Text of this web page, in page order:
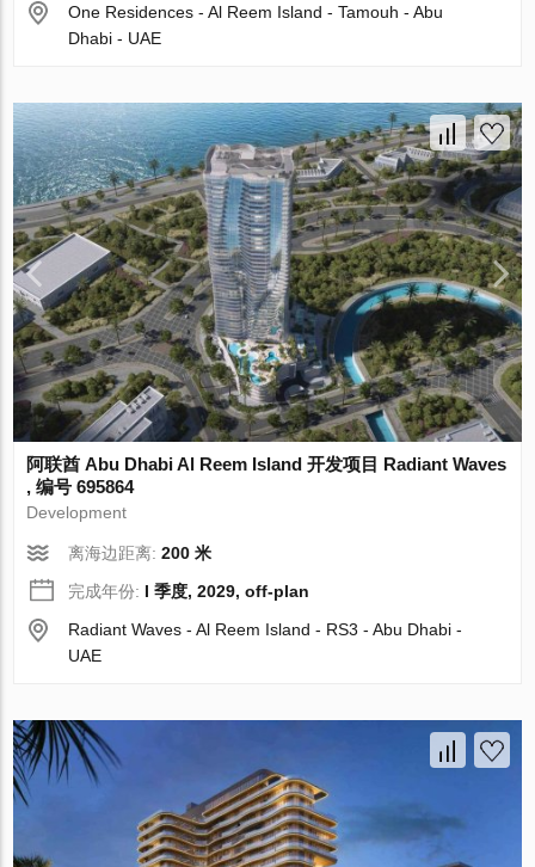
One Residences - Al Reem Island - Tamouh - Abu
Dhabi - UAE
阿联酋 Abu Dhabi Al Reem Island 开发项目 Radiant Waves
, 编号 695864
Development
离海边距离:200 米
完成年份: I 季度, 2029, off-plan
Radiant Waves - Al Reem Island - RS3 - Abu Dhabi -
UAE